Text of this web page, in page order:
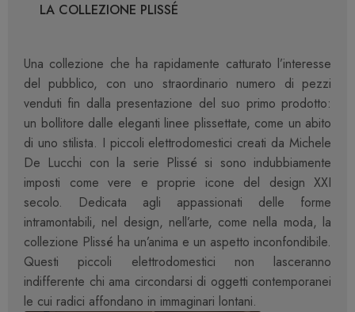
LA COLLEZIONE PLISSÉ
Una collezione che ha rapidamente catturato l’interesse
del pubblico, con uno straordinario numero di pezzi
venduti fin dalla presentazione del suo primo prodotto:
un bollitore dalle eleganti linee plissettate, come un abito
di uno stilista. I piccoli elettrodomestici creati da Michele
De Lucchi con la serie Plissé si sono indubbiamente
imposti come vere e proprie icone del design XXI
secolo. Dedicata agli appassionati delle forme
intramontabili, nel design, nell’arte, come nella moda, la
collezione Plissé ha un’anima e un aspetto inconfondibile.
Questi piccoli elettrodomestici non lasceranno
indifferente chi ama circondarsi di oggetti contemporanei
le cui radici affondano in immaginari lontani.